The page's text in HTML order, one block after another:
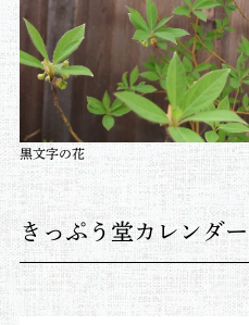
黒文字の花
きっぷう堂カレンダー